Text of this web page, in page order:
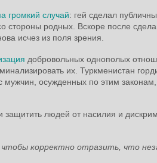
громкий случай: гей сделал
стороны родных. Вскоре после
исчез из поля зрения.
добровольных однополых
их. Туркменистан
осужденных по этим законам,
защитить людей от насилия и
корректно отразить, что